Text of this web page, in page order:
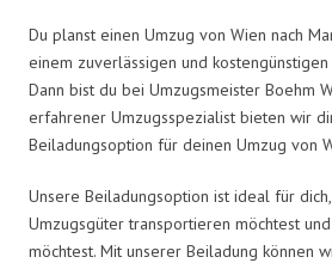
Du planst einen Umzug von Wien nach
einem zuverlässigen und
Dann bist du bei Umzugsmeister Boehm
erfahrener Umzugsspezialist bieten wir
Beiladungsoption für deinen Umzug von
Unsere Beiladungsoption ist ideal für
Umzugsgüter transportieren möchtest
möchtest. Mit unserer Beiladung können